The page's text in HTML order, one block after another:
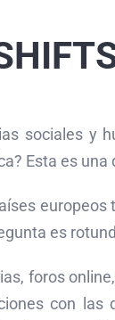
sociales y
Esta es
europeos
es
foros
con las